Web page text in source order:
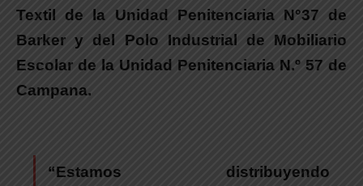
Textil de la Unidad Penitenciaria N°37 de
Barker y del Polo Industrial de Mobiliario
Escolar de la Unidad Penitenciaria N.º 57 de
Campana.
“Estamos distribuyendo